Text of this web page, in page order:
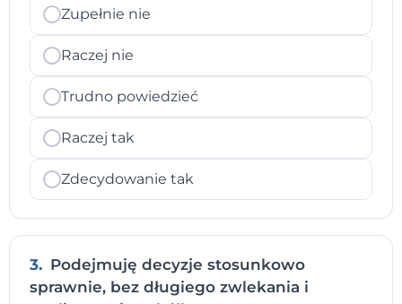
Zupełnie nie
Raczej nie
Trudno powiedzieć
Raczej tak
Zdecydowanie tak
3. Podejmuję decyzje stosunkowo
sprawnie, bez długiego zwlekania i